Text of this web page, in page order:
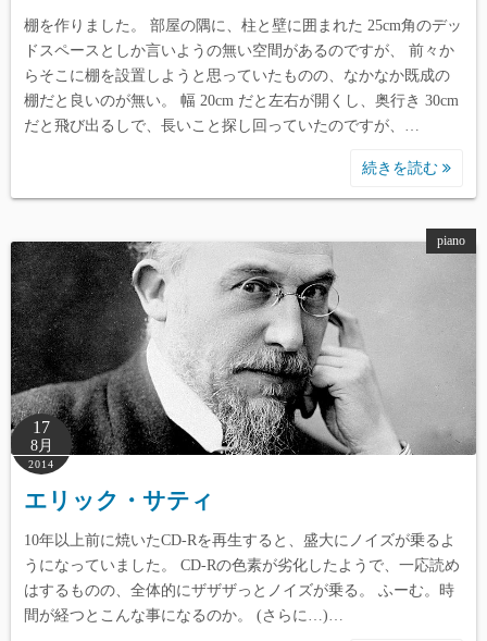
棚を作りました。 部屋の隅に、柱と壁に囲まれた 25cm角のデッ
ドスペースとしか言いようの無い空間があるのですが、 前々か
らそこに棚を設置しようと思っていたものの、なかなか既成の
棚だと良いのが無い。 幅 20cm だと左右が開くし、奥行き 30cm
だと飛び出るしで、長いこと探し回っていたのですが、…
続きを読む
piano
17
8月
2014
エリック・サティ
10年以上前に焼いたCD-Rを再生すると、盛大にノイズが乗るよ
うになっていました。 CD-Rの色素が劣化したようで、一応読め
はするものの、全体的にザザザっとノイズが乗る。 ふーむ。時
間が経つとこんな事になるのか。 (さらに…)…